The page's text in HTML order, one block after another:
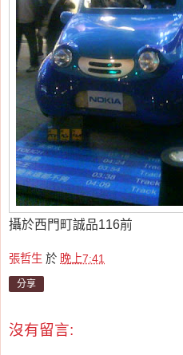
攝於西門町誠品116前
張哲生 於 晚上7:41
分享
沒有留言: